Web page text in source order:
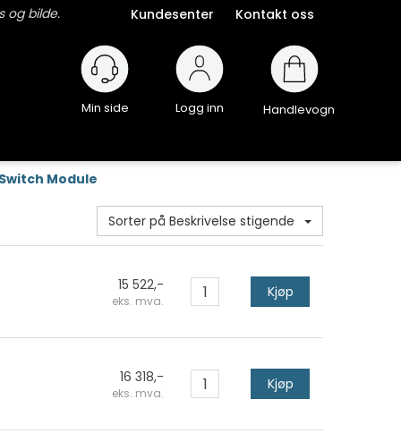
og bilde. Kundesenter Kontakt oss
Logg inn Handlevogn
Module
Sorter på Beskrivelse stigende
15 522,-
eks. mva. Kjøp
16 318,-
eks. mva. Kjøp